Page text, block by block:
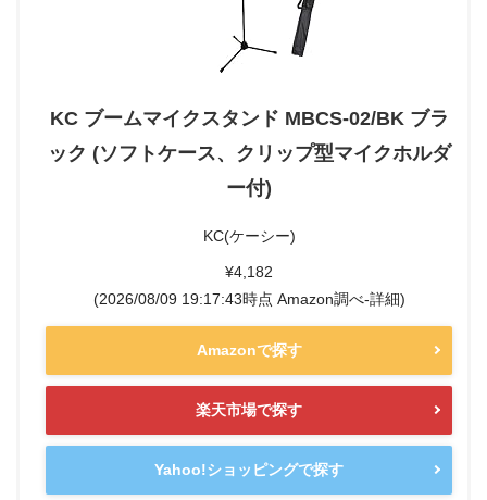
KC ブームマイクスタンド MBCS-02/BK ブラ
ック (ソフトケース、クリップ型マイクホルダ
ー付)
KC(ケーシー)
¥4,182
(2026/08/09 19:17:43時点 Amazon調べ-詳細)
Amazonで探す
楽天市場で探す
Yahoo!ショッピングで探す